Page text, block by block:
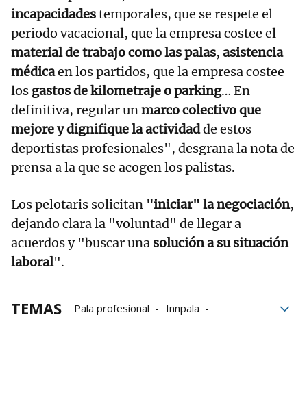
incapacidadestemporales, que se respete el
periodo vacacional, que la empresa costee el
material de trabajo como las palas, asistencia
médicaen los partidos, que la empresa costee
los gastos de kilometraje o parking… En
definitiva, regular unmarco colectivo que
mejore y dignifique la actividadde estos
deportistas profesionales", desgrana la nota de
prensa a la que se acogen los palistas.
Los pelotaris solicitan "iniciar" la negociación,
dejando clara la "voluntad" de llegar a
acuerdos y "buscar una solución a su situación
laboral".
TEMAS Pala profesional
Innpala